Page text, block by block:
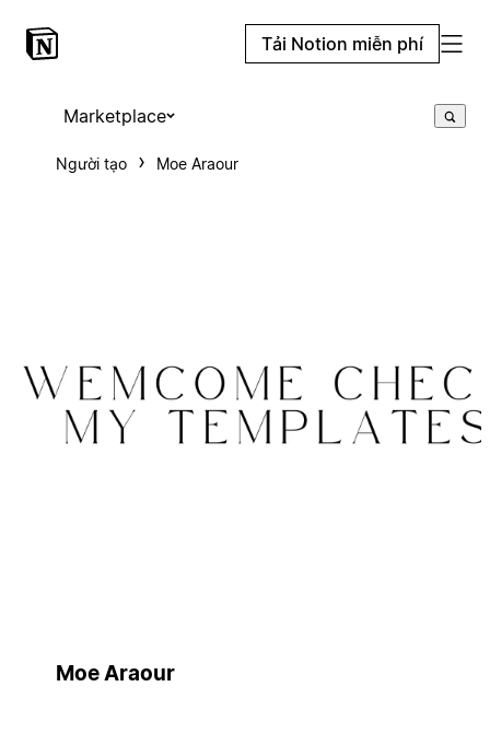
Tải Notion miễn phí
Marketplace
Người tạo Moe Araour
Moe Araour